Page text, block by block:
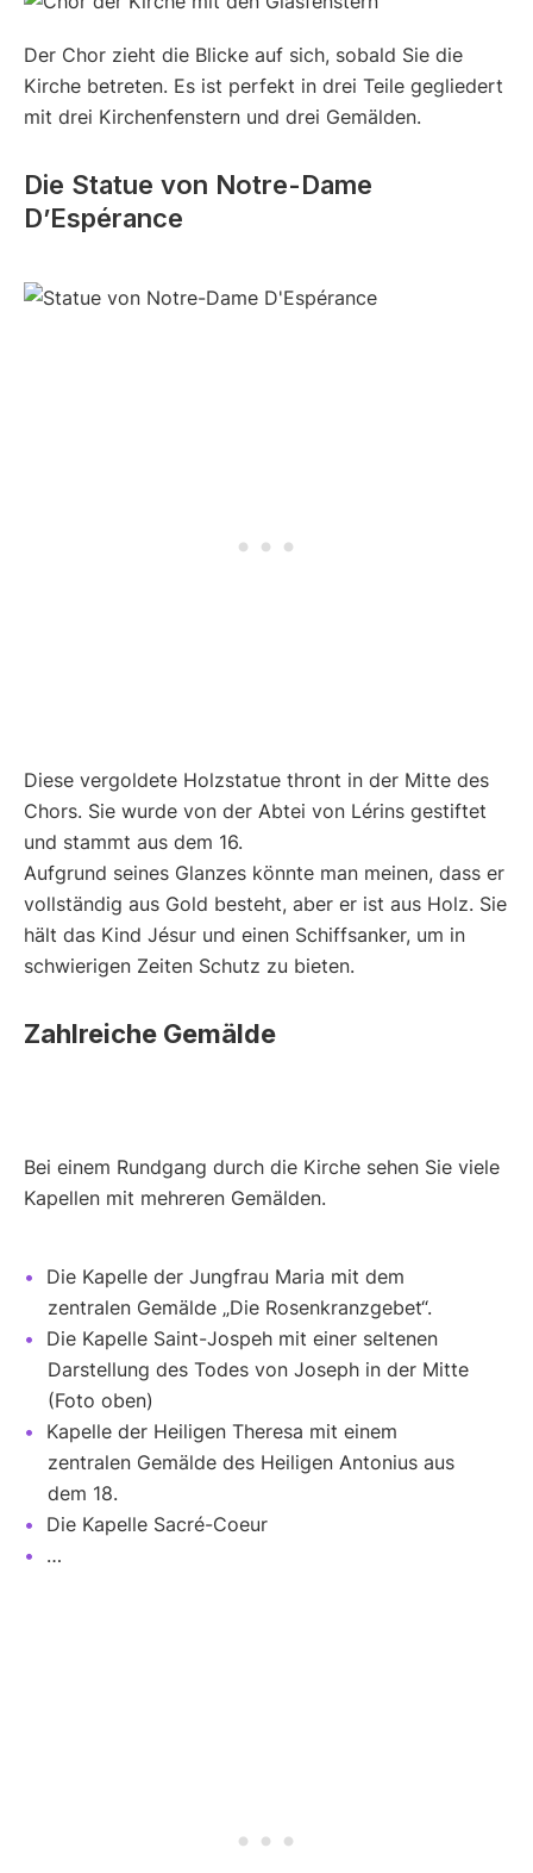
Der Chor zieht die Blicke auf sich, sobald Sie die
Kirche betreten. Es ist perfekt in drei Teile gegliedert
mit drei Kirchenfenstern und drei Gemälden.
Die Statue von Notre-Dame
D’Espérance
Diese vergoldete Holzstatue thront in der Mitte des
Chors. Sie wurde von der Abtei von Lérins gestiftet
und stammt aus dem 16.
Aufgrund seines Glanzes könnte man meinen, dass er
vollständig aus Gold besteht, aber er ist aus Holz. Sie
hält das Kind Jésur und einen Schiffsanker, um in
schwierigen Zeiten Schutz zu bieten.
Zahlreiche Gemälde
Bei einem Rundgang durch die Kirche sehen Sie viele
Kapellen mit mehreren Gemälden.
Die Kapelle der Jungfrau Maria mit dem
zentralen Gemälde „Die Rosenkranzgebet“.
Die Kapelle Saint-Jospeh mit einer seltenen
Darstellung des Todes von Joseph in der Mitte
(Foto oben)
Kapelle der Heiligen Theresa mit einem
zentralen Gemälde des Heiligen Antonius aus
dem 18.
Die Kapelle Sacré-Coeur
…